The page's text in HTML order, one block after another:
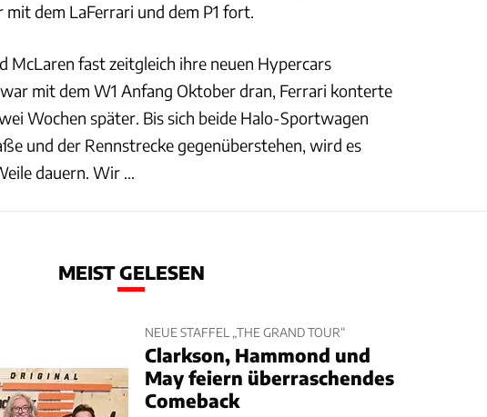
mit dem LaFerrari und dem P1 fort.
McLaren fast zeitgleich ihre neuen Hypercars
mit dem W1 Anfang Oktober dran, Ferrari konterte
Wochen später. Bis sich beide Halo-Sportwagen
und der Rennstrecke gegenüberstehen, wird es
dauern. Wir ...
MEIST GELESEN
NEUE STAFFEL „THE GRAND TOUR“
Clarkson, Hammond und
May feiern überraschendes
Comeback